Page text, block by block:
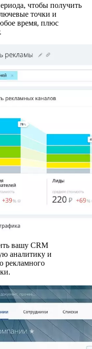
чтобы получить
точки и
время, плюс
вашу CRM
аналитику и
рекламного